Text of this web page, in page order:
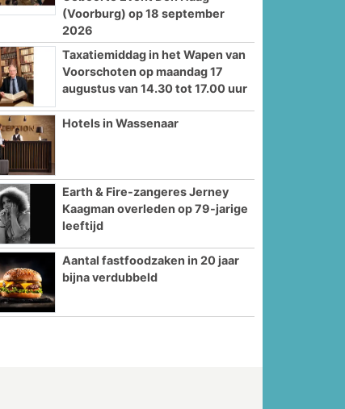
(Voorburg) op 18 september
2026
Taxatiemiddag in het Wapen van
Voorschoten op maandag 17
augustus van 14.30 tot 17.00 uur
Hotels in Wassenaar
Earth & Fire-zangeres Jerney
Kaagman overleden op 79-jarige
leeftijd
Aantal fastfoodzaken in 20 jaar
bijna verdubbeld